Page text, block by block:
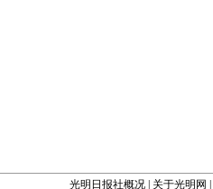
光明日报社概况 关于光明网